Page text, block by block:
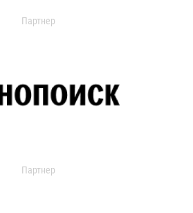
Партнер
Партнер